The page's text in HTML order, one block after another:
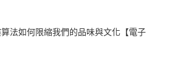
法如何限縮我們的品味與文化【電子